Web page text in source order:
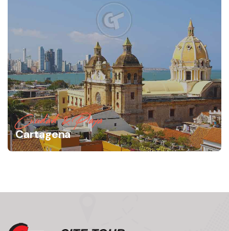
Ciudad & Playa
Cartagena